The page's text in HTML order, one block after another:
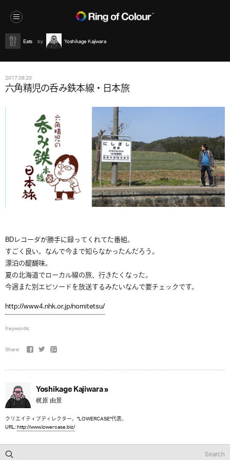
Eats Yoshikage Kajiwara
2017.08.20
六角精児の呑み鉄本線・日本旅
BDレコーダが勝手に録ってくれてた番組。
すごく良い。なんで今まで知らなかったんだろう。
漂泊の醍醐味。
夏の北海道でローカル線の旅、行きたくなった。
今週また別エピソードを放送するみたいなんで要チェックです。
http://www4.nhk.or.jp/nomitetsu/
Keywords:
Share:
Yoshikage Kajiwara »
梶原 由景
クリエイティブディレクター。"LOWERCASE"代表。
URL:http://www.lowercase.biz/